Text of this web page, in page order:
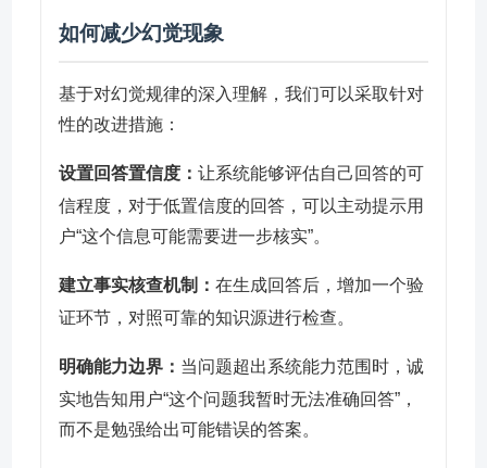
如何减少幻觉现象
基于对幻觉规律的深入理解，我们可以采取针对
性的改进措施：
设置回答置信度： 让系统能够评估自己回答的可
信程度，对于低置信度的回答，可以主动提示用
户“这个信息可能需要进一步核实”。
建立事实核查机制： 在生成回答后，增加一个验
证环节，对照可靠的知识源进行检查。
明确能力边界： 当问题超出系统能力范围时，诚
实地告知用户“这个问题我暂时无法准确回答”，
而不是勉强给出可能错误的答案。